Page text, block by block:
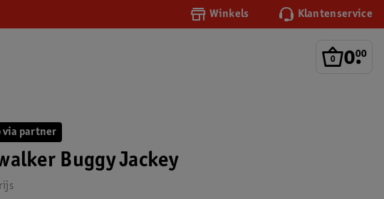
Winkels Klantenservice
0.
00
via partner
Buggy Jackey